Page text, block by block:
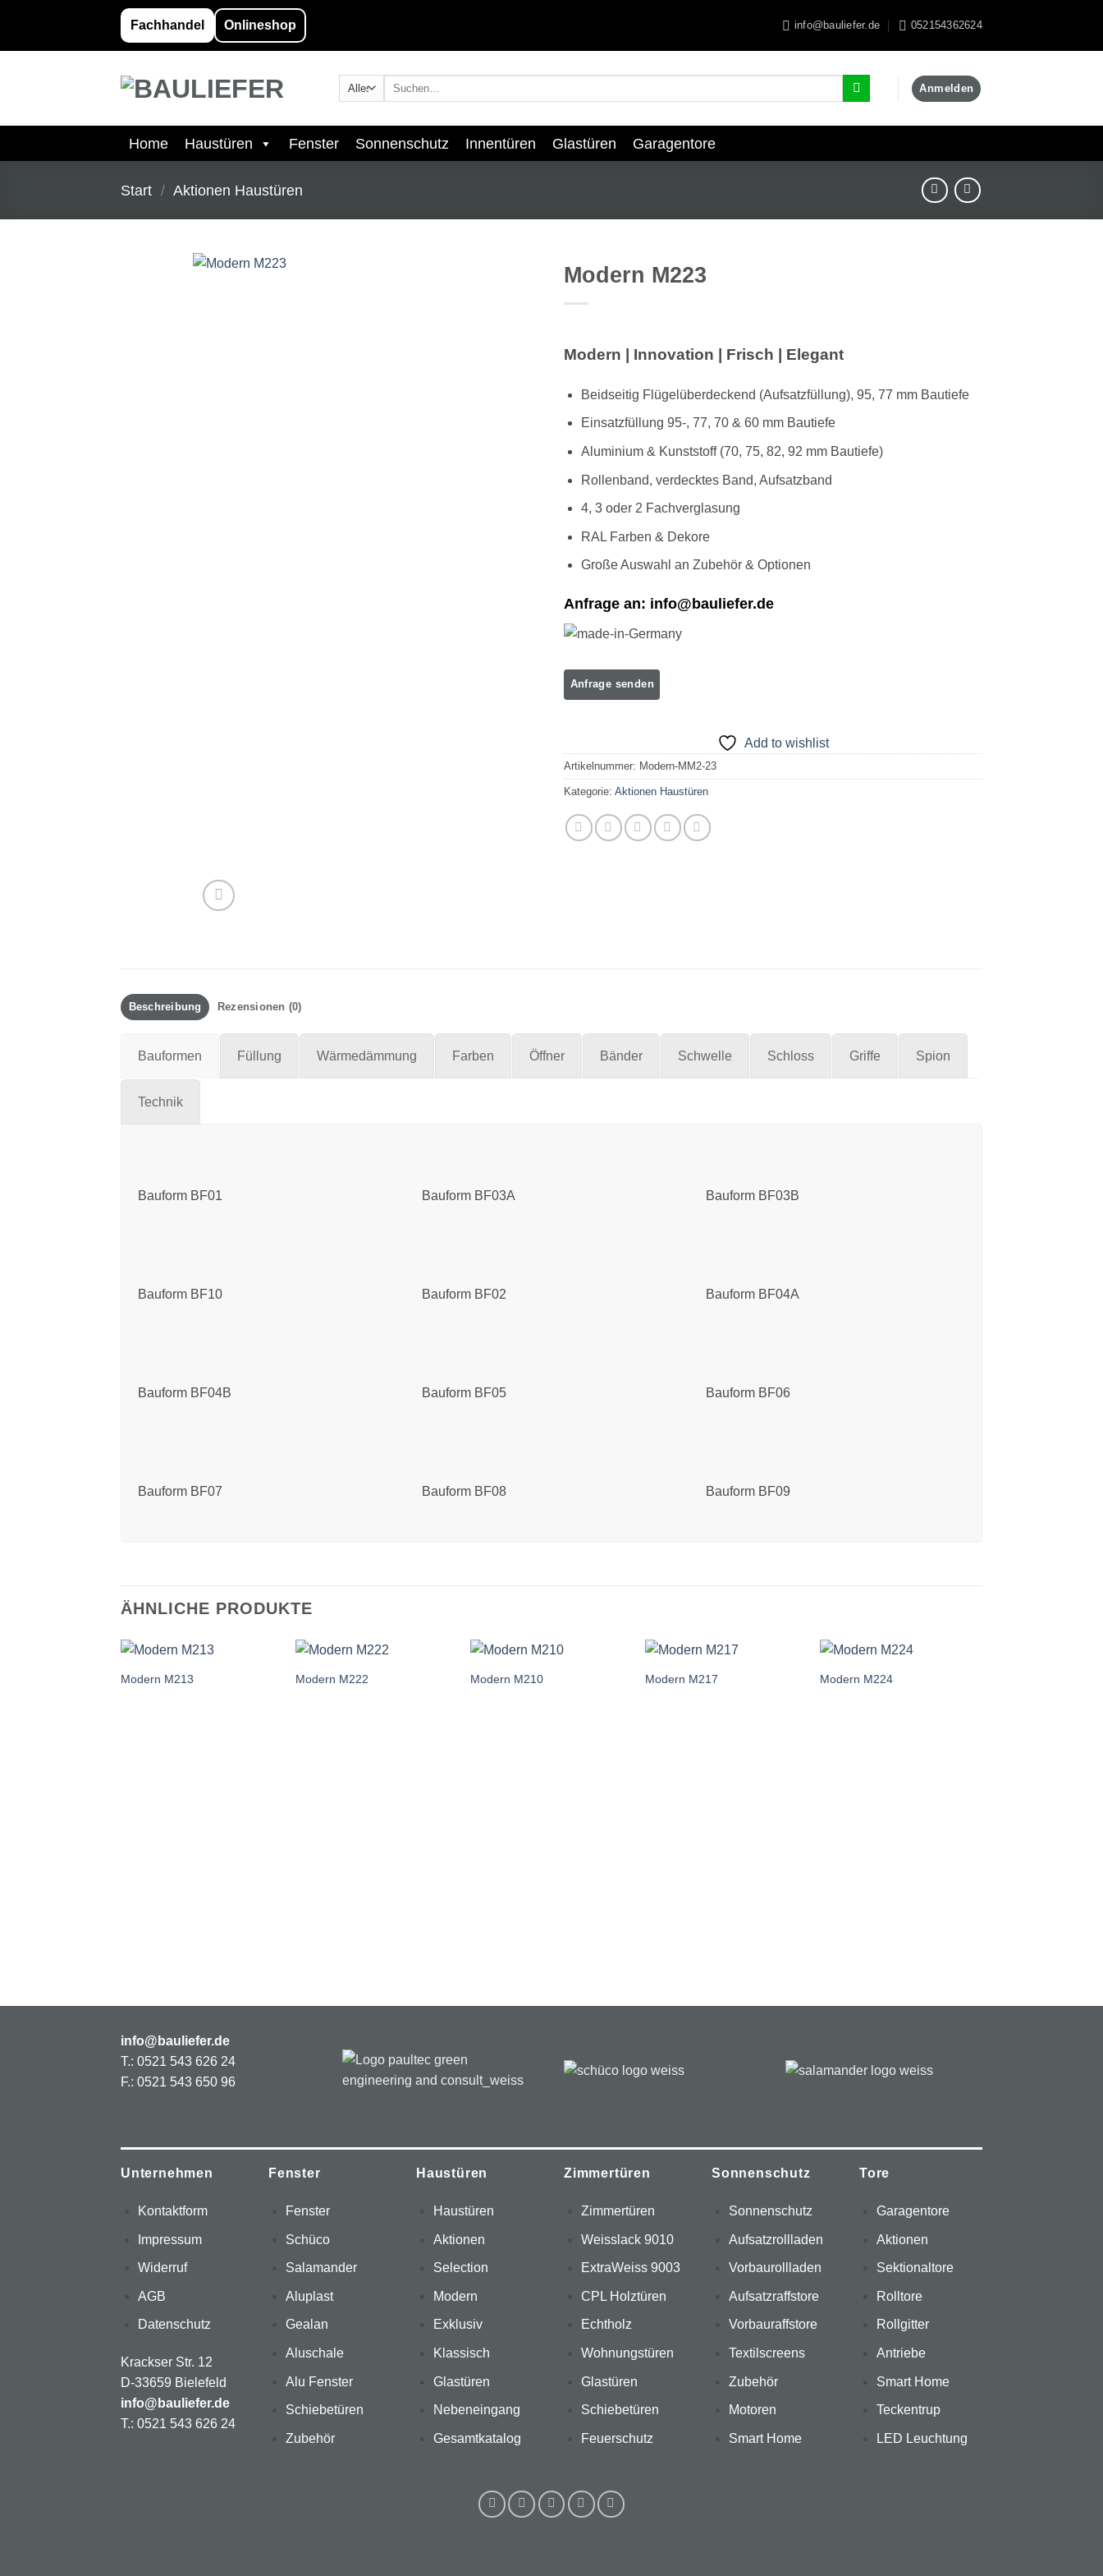
springen
Fachhandel Onlineshop info@bauliefer.de 052154362624
Suchen
Anmelden
Home Haustüren Fenster Sonnenschutz Innentüren Glastüren Garagentore
Start / Aktionen Haustüren
Modern M223
Modern | Innovation | Frisch | Elegant
Beidseitig Flügelüberdeckend (Aufsatzfüllung), 95, 77 mm Bautiefe
Einsatzfüllung 95-, 77, 70 & 60 mm Bautiefe
Aluminium & Kunststoff (70, 75, 82, 92 mm Bautiefe)
Rollenband, verdecktes Band, Aufsatzband
4, 3 oder 2 Fachverglasung
RAL Farben & Dekore
Große Auswahl an Zubehör & Optionen
Anfrage an: info@bauliefer.de
Add to wishlist
Artikelnummer: Modern-MM2-23
Kategorie: Aktionen Haustüren
Beschreibung Rezensionen (0)
Bauformen Füllung Wärmedämmung Farben Öffner Bänder Schwelle Schloss Griffe Spion
Technik
Bauform BF01 Bauform BF03A Bauform BF03B
Bauform BF10 Bauform BF02 Bauform BF04A
Bauform BF04B Bauform BF05 Bauform BF06
Bauform BF07 Bauform BF08 Bauform BF09
ÄHNLICHE PRODUKTE
Modern M213 Modern M222 Modern M210 Modern M217 Modern M224
info@bauliefer.de
T.: 0521 543 626 24
F.: 0521 543 650 96
Unternehmen
Kontaktform
Impressum
Widerruf
AGB
Datenschutz
Krackser Str. 12
D-33659 Bielefeld
info@bauliefer.de
T.: 0521 543 626 24
Fenster
Fenster
Schüco
Salamander
Aluplast
Gealan
Aluschale
Alu Fenster
Schiebetüren
Zubehör
Haustüren
Haustüren
Aktionen
Selection
Modern
Exklusiv
Klassisch
Glastüren
Nebeneingang
Gesamtkatalog
Zimmertüren
Zimmertüren
Weisslack 9010
ExtraWeiss 9003
CPL Holztüren
Echtholz
Wohnungstüren
Glastüren
Schiebetüren
Feuerschutz
Sonnenschutz
Sonnenschutz
Aufsatzrollladen
Vorbaurollladen
Aufsatzraffstore
Vorbauraffstore
Textilscreens
Zubehör
Motoren
Smart Home
Tore
Garagentore
Aktionen
Sektionaltore
Rolltore
Rollgitter
Antriebe
Smart Home
Teckentrup
LED Leuchtung